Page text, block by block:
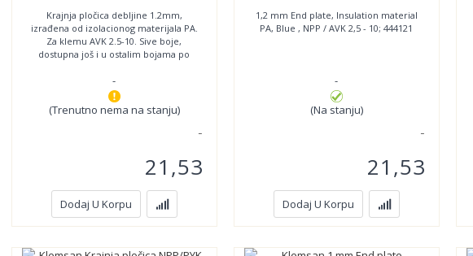
Krajnja pločica debljine 1.2mm,
izrađena od izolacionog materijala PA.
Za klemu AVK 2.5-10. Sive boje,
dostupna još i u ostalim bojama po
-
(Trenutno nema na stanju)
21,53
Dodaj U Korpu
1,2 mm End plate, Insulation material
PA, Blue , NPP / AVK 2,5 - 10; 444121
-
(Na stanju)
21,53
Dodaj U Korpu